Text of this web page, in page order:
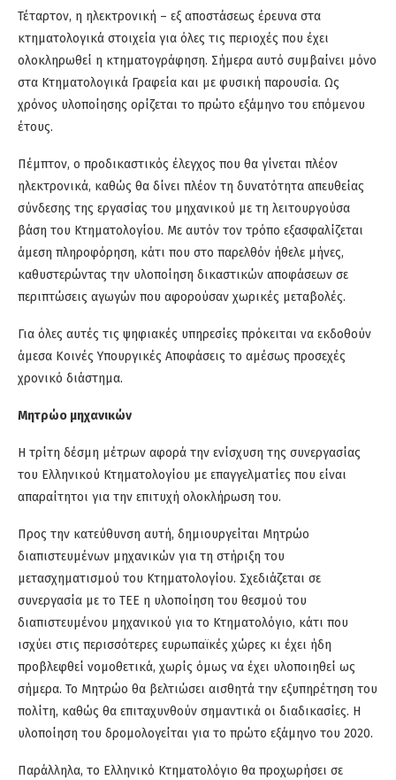
Τέταρτον, η ηλεκτρονική – εξ αποστάσεως έρευνα στα
κτηματολογικά στοιχεία για όλες τις περιοχές που έχει
ολοκληρωθεί η κτηματογράφηση. Σήμερα αυτό συμβαίνει μόνο
στα Κτηματολογικά Γραφεία και με φυσική παρουσία. Ως
χρόνος υλοποίησης ορίζεται το πρώτο εξάμηνο του επόμενου
έτους.
Πέμπτον, ο προδικαστικός έλεγχος που θα γίνεται πλέον
ηλεκτρονικά, καθώς θα δίνει πλέον τη δυνατότητα απευθείας
σύνδεσης της εργασίας του μηχανικού με τη λειτουργούσα
βάση του Κτηματολογίου. Με αυτόν τον τρόπο εξασφαλίζεται
άμεση πληροφόρηση, κάτι που στο παρελθόν ήθελε μήνες,
καθυστερώντας την υλοποίηση δικαστικών αποφάσεων σε
περιπτώσεις αγωγών που αφορούσαν χωρικές μεταβολές.
Για όλες αυτές τις ψηφιακές υπηρεσίες πρόκειται να εκδοθούν
άμεσα Κοινές Υπουργικές Αποφάσεις το αμέσως προσεχές
χρονικό διάστημα.
Μητρώο μηχανικών
Η τρίτη δέσμη μέτρων αφορά την ενίσχυση της συνεργασίας
του Ελληνικού Κτηματολογίου με επαγγελματίες που είναι
απαραίτητοι για την επιτυχή ολοκλήρωση του.
Προς την κατεύθυνση αυτή, δημιουργείται Μητρώο
διαπιστευμένων μηχανικών για τη στήριξη του
μετασχηματισμού του Κτηματολογίου. Σχεδιάζεται σε
συνεργασία με το ΤΕΕ η υλοποίηση του θεσμού του
διαπιστευμένου μηχανικού για το Κτηματολόγιο, κάτι που
ισχύει στις περισσότερες ευρωπαϊκές χώρες κι έχει ήδη
προβλεφθεί νομοθετικά, χωρίς όμως να έχει υλοποιηθεί ως
σήμερα. Το Μητρώο θα βελτιώσει αισθητά την εξυπηρέτηση του
πολίτη, καθώς θα επιταχυνθούν σημαντικά οι διαδικασίες. Η
υλοποίηση του δρομολογείται για το πρώτο εξάμηνο του 2020.
Παράλληλα, το Ελληνικό Κτηματολόγιο θα προχωρήσει σε